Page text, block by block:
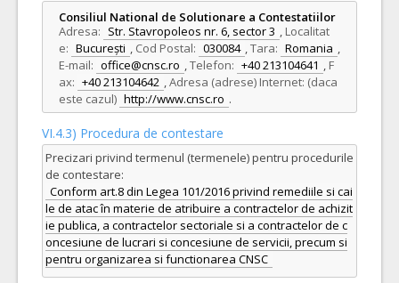
Consiliul National de Solutionare a Contestatiilor
Adresa: Str. Stavropoleos nr. 6, sector 3 , Localitat
e: București , Cod Postal: 030084 ,Tara: Romania ,
E-mail: office@cnsc.ro ,Telefon: +40 213104641 , F
ax: +40 213104642 ,Adresa (adrese) Internet: (daca
este cazul) http://www.cnsc.ro .
VI.4.3) Procedura de contestare
Precizari privind termenul (termenele) pentru procedurile
de contestare:
Conform art.8 din Legea 101/2016 privind remediile si cai
le de atac în materie de atribuire a contractelor de achizit
ie publica, a contractelor sectoriale si a contractelor de c
oncesiune de lucrari si concesiune de servicii, precum si
pentru organizarea si functionarea CNSC